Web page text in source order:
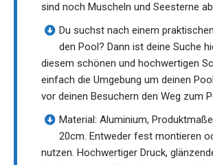
sind noch Muscheln und Seesterne
Du suchst nach einem
den Pool? Dann ist deine Suche
diesem schönen und hochwertigen
einfach die Umgebung um deinen
vor deinen Besuchern den Weg zum
Material: Aluminium,
20cm. Entweder fest montieren
nutzen. Hochwertiger Druck,